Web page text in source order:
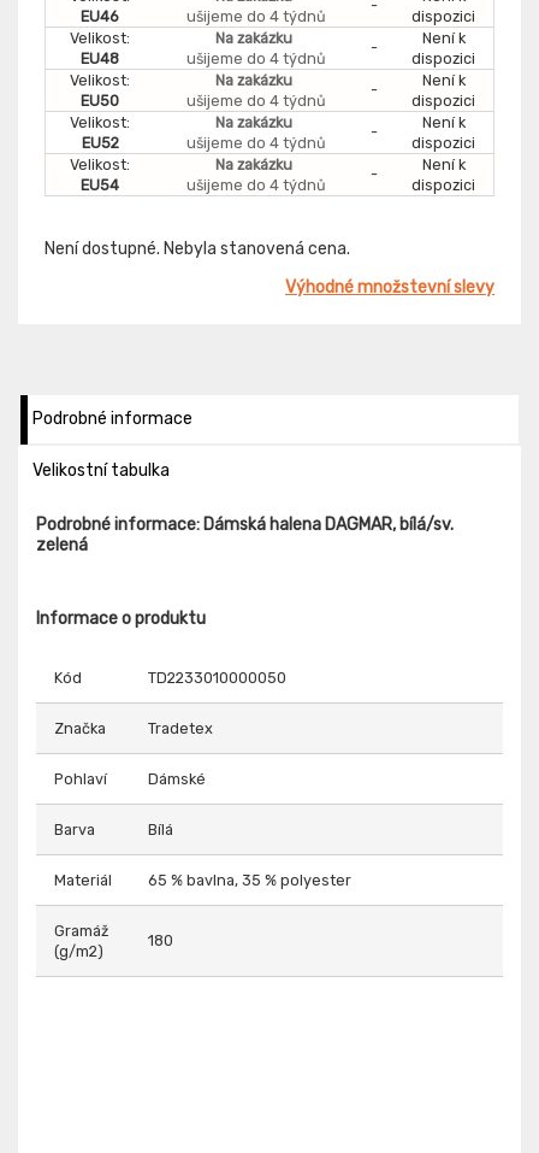
EU46
ušijeme do 4 týdnů
-
dispozici
Velikost:
EU48
Na zakázku
ušijeme do 4 týdnů
-
Není k
dispozici
Velikost:
EU50
Na zakázku
ušijeme do 4 týdnů
-
Není k
dispozici
Velikost:
EU52
Na zakázku
ušijeme do 4 týdnů
-
Není k
dispozici
Velikost:
EU54
Na zakázku
ušijeme do 4 týdnů
-
Není k
dispozici
Není dostupné. Nebyla stanovená cena.
Výhodné množstevní slevy
Podrobné informace
Velikostní tabulka
Podrobné informace: Dámská halena DAGMAR, bílá/sv.
zelená
Informace o produktu
Kód TD2233010000050
Značka Tradetex
Pohlaví Dámské
Barva Bílá
Materiál 65 % bavlna, 35 % polyester
Gramáž
(g/m2)
180